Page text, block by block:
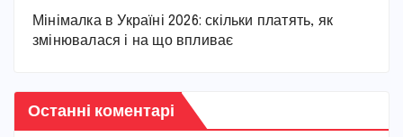
Мінімалка в Україні 2026: скільки платять, як
змінювалася і на що впливає
Останні коментарі